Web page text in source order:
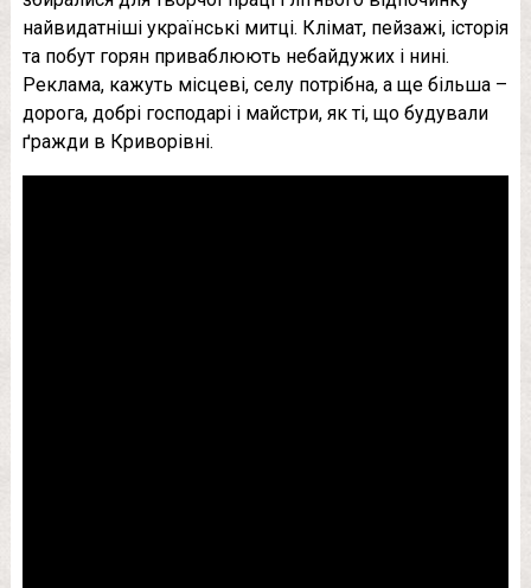
найвидатніші українські митці. Клімат, пейзажі, історія
та побут горян приваблюють небайдужих і нині.
Реклама, кажуть місцеві, селу потрібна, а ще більша –
дорога, добрі господарі і майстри, як ті, що будували
ґражди в Криворівні.